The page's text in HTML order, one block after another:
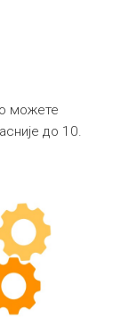
можете
до 10.